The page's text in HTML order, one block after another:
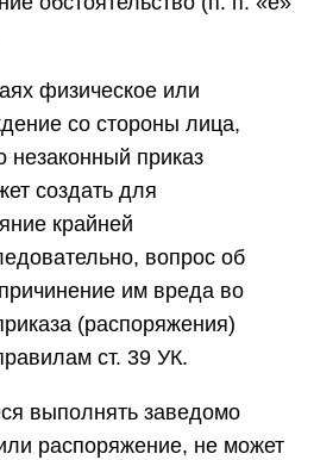
физическое или
со стороны лица,
незаконный приказ
создать для
крайней
вопрос об
им вреда во
(распоряжения)
ст. 39 УК.
выполнять заведомо
распоряжение, не может